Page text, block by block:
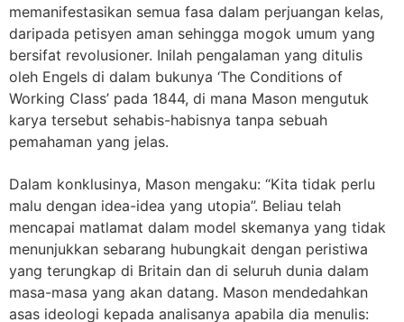
memanifestasikan semua fasa dalam perjuangan kelas,
daripada petisyen aman sehingga mogok umum yang
bersifat revolusioner. Inilah pengalaman yang ditulis
oleh Engels di dalam bukunya ‘The Conditions of
Working Class’ pada 1844, di mana Mason mengutuk
karya tersebut sehabis-habisnya tanpa sebuah
pemahaman yang jelas.
Dalam konklusinya, Mason mengaku: “Kita tidak perlu
malu dengan idea-idea yang utopia”. Beliau telah
mencapai matlamat dalam model skemanya yang tidak
menunjukkan sebarang hubungkait dengan peristiwa
yang terungkap di Britain dan di seluruh dunia dalam
masa-masa yang akan datang. Mason mendedahkan
asas ideologi kepada analisanya apabila dia menulis: